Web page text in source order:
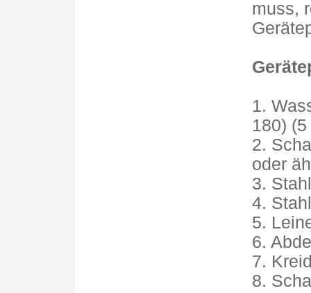
muss,
1.
180)
2.
oder
3.
4.
5.
6.
7.
8.